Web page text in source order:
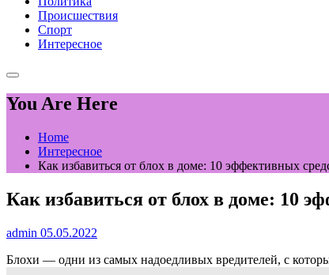
Происшествия
Спорт
Интересное
You Are Here
Home
Интересное
Как избавиться от блох в доме: 10 эффективных
Как избавиться от блох в доме: 10
admin 05.05.2022
Блохи — одни из самых надоедливых вредителей, с